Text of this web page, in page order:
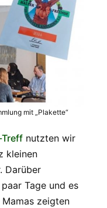
mit „Plakette“
nutzten wir
kleinen
Darüber
Tage und es
zeigten